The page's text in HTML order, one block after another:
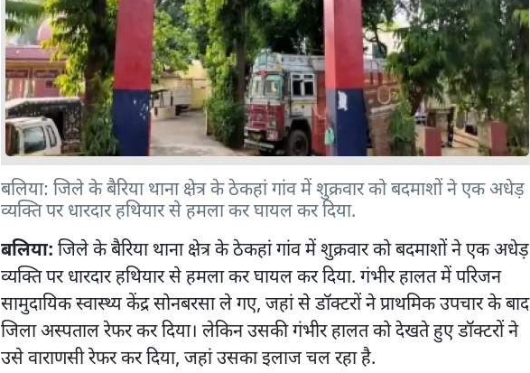
बलिया: जिले के बैरिया थाना क्षेत्र के ठेकहां गांव में शुक्रवार को बदमाशों ने एक अधेड़
व्यक्ति पर धारदार हथियार से हमला कर घायल कर दिया.
बलिया: जिले के बैरिया थाना क्षेत्र के ठेकहां गांव में शुक्रवार को बदमाशों ने एक अधेड़
व्यक्ति पर धारदार हथियार से हमला कर घायल कर दिया. गंभीर हालत में परिजन
सामुदायिक स्वास्थ्य केंद्र सोनबरसा ले गए, जहां से डॉक्टरों ने प्राथमिक उपचार के बाद
जिला अस्पताल रेफर कर दिया। लेकिन उसकी गंभीर हालत को देखते हुए डॉक्टरों ने
उसे वाराणसी रेफर कर दिया, जहां उसका इलाज चल रहा है.